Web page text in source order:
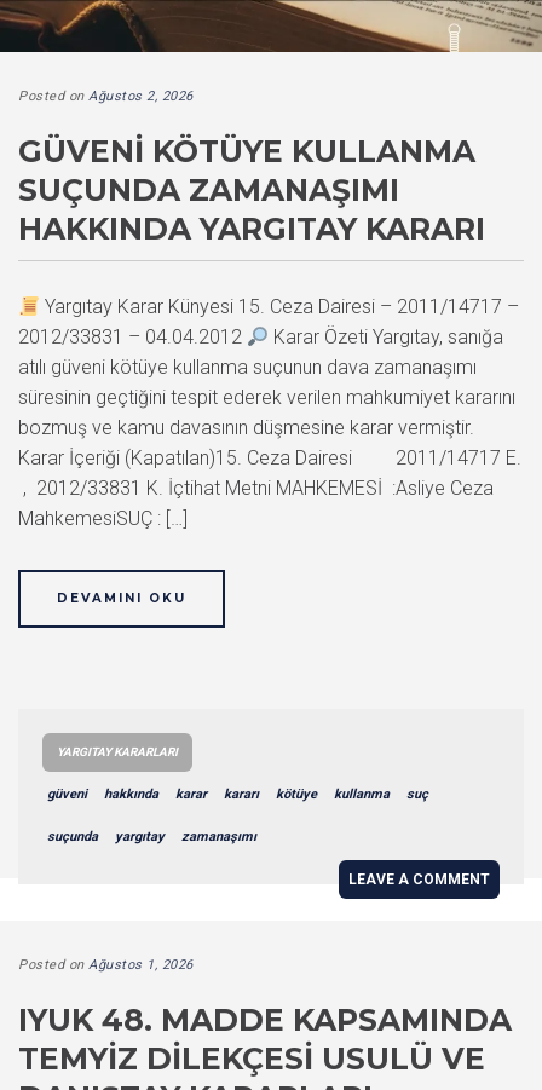
Posted on Ağustos 2, 2026
GÜVENI KÖTÜYE KULLANMA
SUÇUNDA ZAMANAŞIMI
HAKKINDA YARGITAY KARARI
Yargıtay Karar Künyesi 15. Ceza Dairesi – 2011/14717 –
2012/33831 – 04.04.2012
Karar Özeti Yargıtay, sanığa
atılı güveni kötüye kullanma suçunun dava zamanaşımı
süresinin geçtiğini tespit ederek verilen mahkumiyet kararını
bozmuş ve kamu davasının düşmesine karar vermiştir.
Karar İçeriği (Kapatılan)15. Ceza Dairesi 2011/14717 E.
, 2012/33831 K. İçtihat Metni MAHKEMESİ :Asliye Ceza
MahkemesiSUÇ : […]
DEVAMINI OKU
YARGITAY KARARLARI
güveni hakkında karar kararı kötüye kullanma suç
suçunda yargıtay zamanaşımı
LEAVE A COMMENT
Posted on Ağustos 1, 2026
IYUK 48. MADDE KAPSAMINDA
TEMYIZ DILEKÇESI USULÜ VE